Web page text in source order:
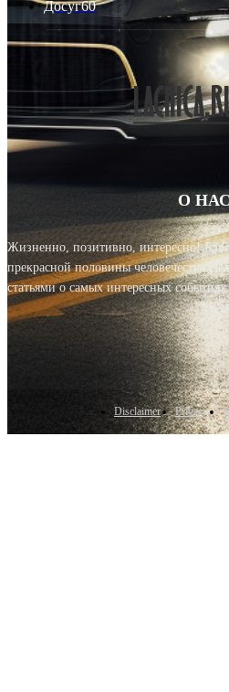
Досуг60
О НАС
Жизненно, позитивно, интересно!
прекрасной половины человечества с
статьями о самых интересных
Disclaimer Privacy